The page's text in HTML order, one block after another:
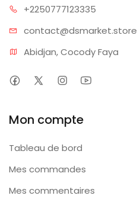
+2250777123335
contact@dsmarket.store
Abidjan, Cocody Faya
Mon compte
Tableau de bord
Mes commandes
Mes commentaires